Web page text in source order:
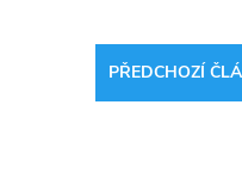
PŘEDCHOZÍ